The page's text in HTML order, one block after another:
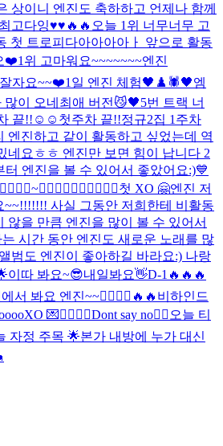
상이니 엔진도 축하하고 언제나 함께
고다잉♥️♥️🔥🔥 오늘 1위 너무너무 고
첫 트로피다아아아아ㅏ 앞으로 활동
❤️1위 고마워요~~~~~~~엔진
잘자요~~❤️1일 엔진 체험🖤♟️🕷🖤엠
많이 오네 최애 버전😼🖤5번 트랙 너
끝!!☺️☺️ 첫주차 끝!!정규2집 1주차
엔진하고 같이 활동하고 싶었는데 역
네요ㅎㅎ 엔진만 보면 힘이 납니다 2
터 엔진을 볼 수 있어서 좋았어요:)💙
🙅‍♂️🙆‍♂️~🙆‍♂️🙆‍♂️🙆‍♂️🙆‍♂️🙆‍♂️첫 XO 🤗엔진 저
~~!!!!!!! 사실 그동안 저희한테 비활동
않을 만큼 엔진을 많이 볼 수 있어서
시간 동안 엔진도 새로운 노래를 많
범도 엔진이 좋아하길 바라요:) 나랑
이따 봐요~😎내일봐요👋D-1🔥🔥🔥
서 봐요 엔진~~🙋‍♂️🙋‍♂️ 🔥🔥 비하인드
XO 💌 🙅‍♂️🙆‍♂️Dont say no🙂‍↔️ 오늘 티
자정 주목 🌟본가 내방에 누가 대신